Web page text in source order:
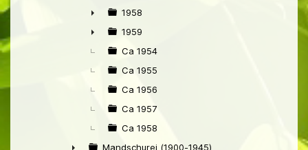
►
►
1958
►
1959
Ca 1954
Ca 1955
Ca 1956
Ca 1957
Ca 1958
Mandschurei (1900-1945)